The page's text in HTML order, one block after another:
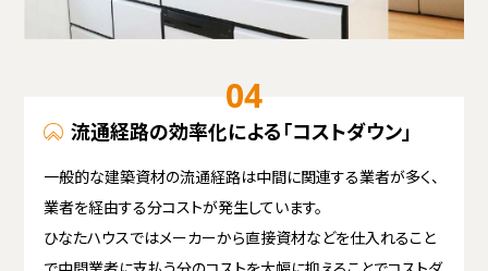
04
流通経路の効率化による「コストダウン」
一般的な建築資材の流通経路は中間に関連する業者が多く、
業者を経由する分コストが発生しています。
ひなたハウスではメーカーから直接資材などを仕入れること